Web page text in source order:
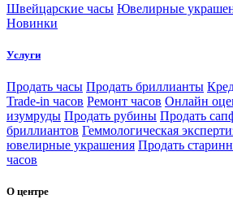
Швейцарские часы Ювелирные
Новинки
Услуги
Продать часы Продать бриллианты
Trade-in часов Ремонт часов Онлайн
изумруды Продать рубины Продать
бриллиантов Геммологическая
ювелирные украшения Продать
часов
О центре